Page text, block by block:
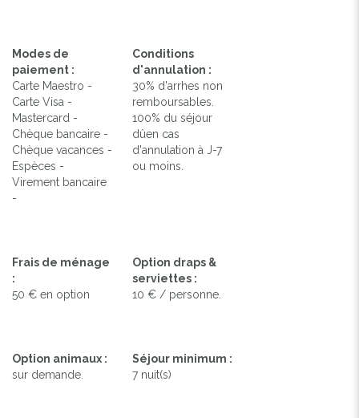
Modes de
paiement :
Carte Maestro -
Carte Visa -
Mastercard -
Chèque bancaire -
Chèque vacances -
Espèces -
Virement bancaire
-
Conditions
d'annulation :
30% d'arrhes non
remboursables.
100% du séjour
dûen cas
d'annulation à J-7
ou moins.
Frais de ménage
:
50 € en option
Option draps &
serviettes :
10 € / personne.
Option animaux :
sur demande.
Séjour minimum :
7 nuit(s)